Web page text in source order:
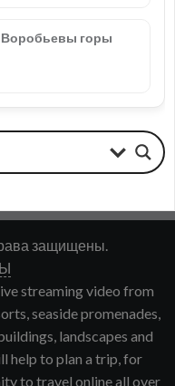
горы
защищены.
streaming video from
seaside promenades,
landscapes and
help to plan a trip, for
to travel online all over